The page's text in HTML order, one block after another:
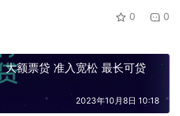
0 0
宽松 最长可贷
2023年10月8日 10:18